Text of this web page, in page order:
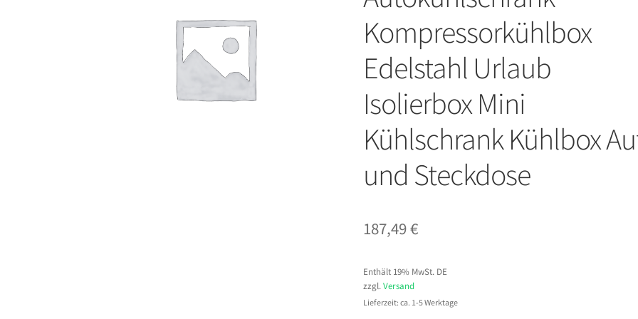
Kompressorkühlbox
Edelstahl Urlaub
Isolierbox Mini
Kühlschrank Kühlbox
und Steckdose
187,49€
Enthält 19% MwSt. DE
zzgl.Versand
Lieferzeit: ca. 1-5 Werktage